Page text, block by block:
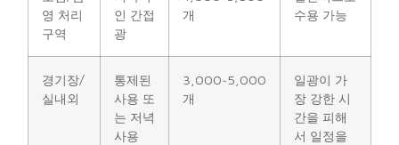
영 처리
구역
인 간접
광
개
수용 가능
경기장/
실내외
통제된
사용 또
는 저녁
사용
3,000~5,000
개
일광이 가
장 강한 시
간을 피해
서 일정을